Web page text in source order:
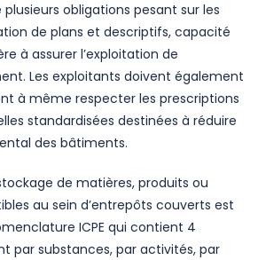
obligations pesant sur les
de plans et descriptifs, capacité
à assurer l’exploitation de
Les exploitants doivent également
à même respecter les prescriptions
standardisées destinées à réduire
des bâtiments.
de matières, produits ou
au sein d’entrepôts couverts est
ICPE qui contient 4
par substances, par activités, par